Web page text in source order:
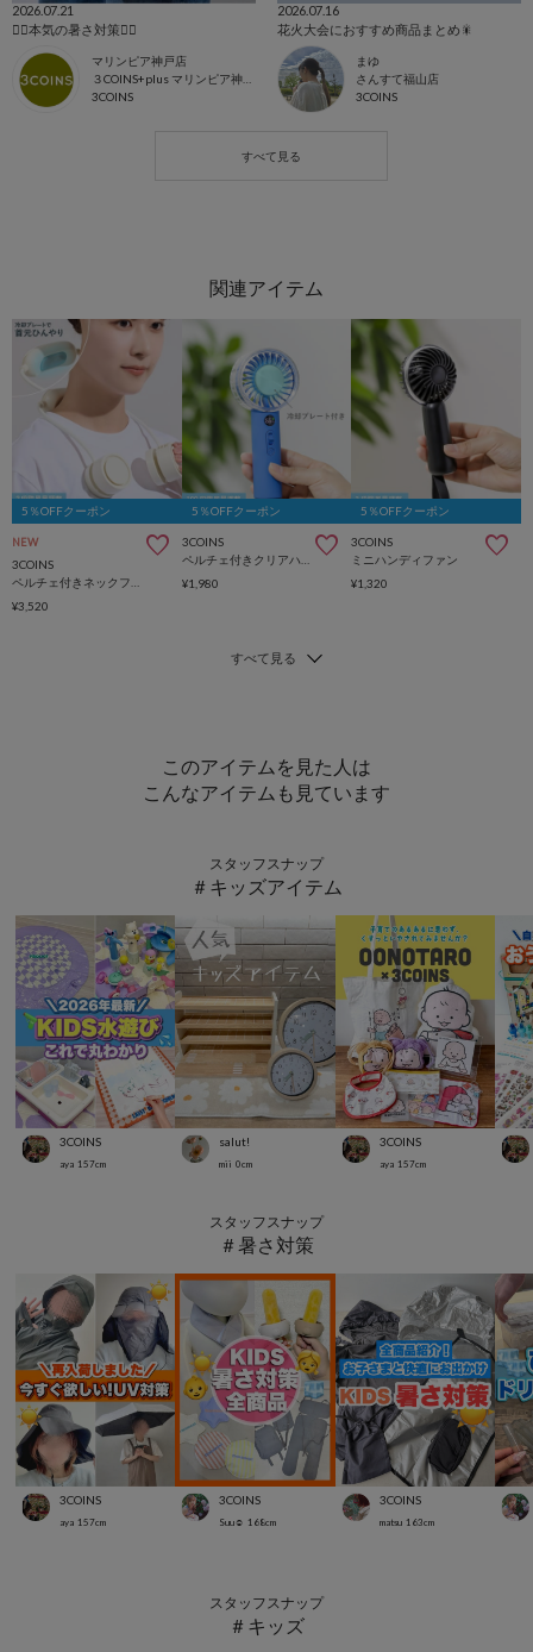
2026.07.21
❤️‍🔥本気の暑さ対策❤️‍🔥
マリンピア神戸店
３COINS+plus マリンピア神戸店
3COINS
2026.07.16
花火大会におすすめ商品まとめ🎇
まゆ
さんすて福山店
3COINS
5％OFFクーポン
NEW
3COINS
¥3,520
5％OFFクーポン
3COINS
¥1,980
5％OFFクーポン
3COINS
ミニハンディファン
¥1,320
このアイテムを見た人は
こんなアイテムも見ています
スタッフスナップ
＃キッズアイテム
3COINS
aya 157cm
salut!
mii 0cm
3COINS
aya 157cm
スタッフスナップ
＃暑さ対策
3COINS
aya 157cm
3COINS
Suu☺︎ 168cm
3COINS
matsu 163cm
スタッフスナップ
＃キッズ